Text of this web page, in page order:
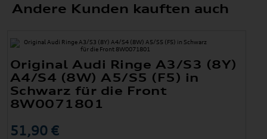
Andere Kunden kauften auch
Original Audi Ringe A3/S3 (8Y)
A4/S4 (8W) A5/S5 (F5) in
Schwarz für die Front
8W0071801
51,90 €